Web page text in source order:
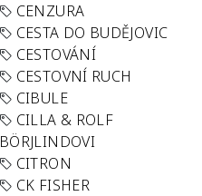
CENZURA
CESTA DO BUDĚJOVIC
CESTOVÁNÍ
CESTOVNÍ RUCH
CIBULE
CILLA & ROLF
BÖRJLINDOVI
CITRON
CK FISHER